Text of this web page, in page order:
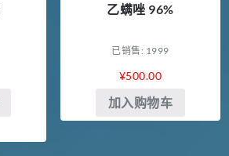
乙螨唑 96%
已销售: 1999
¥500.00
加入购物车